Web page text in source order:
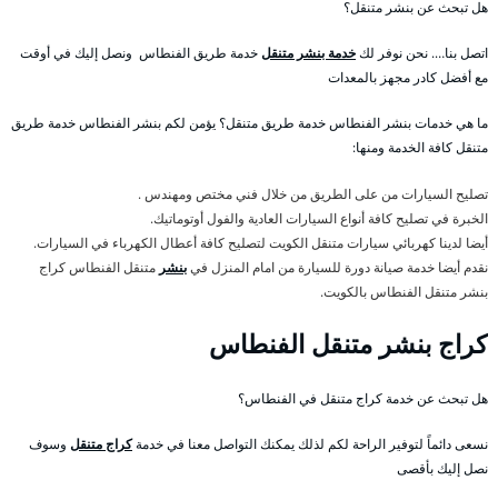
هل تبحث عن بنشر متنقل؟
اتصل بنا…. نحن نوفر لكخدمة بنشر متنقلخدمة طريق الفنطاس ونصل إليك في أوقت
مع أفضل كادر مجهز بالمعدات
ما هي خدمات بنشر الفنطاس خدمة طريق متنقل؟ يؤمن لكم بنشر الفنطاس خدمة طريق
متنقل كافة الخدمة ومنها:
تصليح السيارات من على الطريق من خلال فني مختص ومهندس .
الخبرة في تصليح كافة أنواع السيارات العادية والفول أوتوماتيك.
أيضا لدينا كهربائي سيارات متنقل الكويت لتصليح كافة أعطال الكهرباء في السيارات.
نقدم أيضا خدمة صيانة دورة للسيارة من امام المنزل فيبنشر متنقل الفنطاس كراج
بنشر متنقل الفنطاس بالكويت.
كراج بنشر متنقل الفنطاس
هل تبحث عن خدمة كراج متنقل في الفنطاس؟
نسعى دائماً لتوفير الراحة لكم لذلك يمكنك التواصل معنا في خدمةكراج متنقل وسوف
نصل إليك بأقصى